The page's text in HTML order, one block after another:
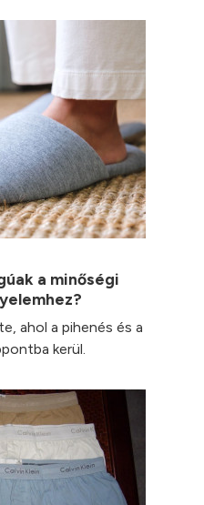
a minőségi
ahol a pihenés és a
kerül.